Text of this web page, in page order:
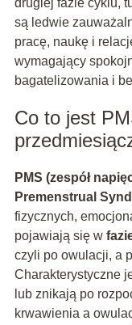
drugiej fazie cyklu,
są ledwie
pracę, naukę i
wymagający
bagatelizowania i
Co to jest
PMS (zespół
Premenstrual
fizycznych,
pojawiają się w
czyli po owulacji, a
Charakterystyczne
lub znikają po
krwawienia a